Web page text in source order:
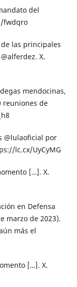
del
fwdqro
las principales
X.
mendocinas,
reuniones de
@lulaoficial por
lc.cx/UyCyMG
[…]. X.
en Defensa
marzo de 2023).
más el
[…]. X.